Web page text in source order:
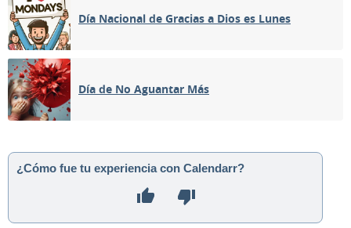
Día Nacional de Gracias a Dios es Lunes
Día de No Aguantar Más
¿Cómo fue tu experiencia con Calendarr?